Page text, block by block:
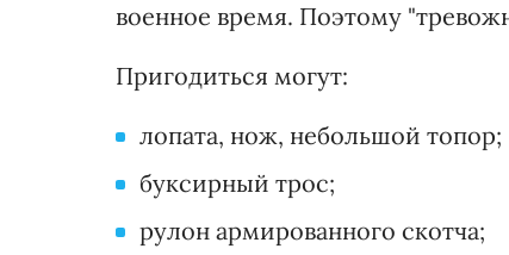
военное время. Поэтому
Пригодиться могут:
лопата, нож, небольшой топор;
буксирный трос;
рулон армированного скотча;